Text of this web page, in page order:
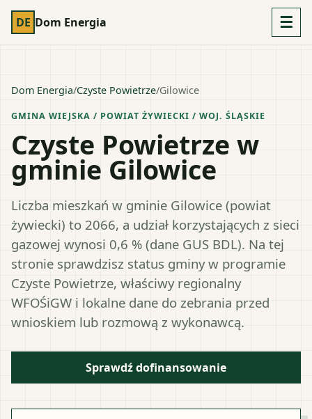
DE Dom Energia ☰
Dom Energia/Czyste Powietrze/Gilowice
GMINA WIEJSKA / POWIAT ŻYWIECKI / WOJ. ŚLĄSKIE
Czyste Powietrze w
gminie Gilowice
Liczba mieszkań w gminie Gilowice (powiat
żywiecki) to 2066, a udział korzystających z sieci
gazowej wynosi 0,6 % (dane GUS BDL). Na tej
stronie sprawdzisz status gminy w programie
Czyste Powietrze, właściwy regionalny
WFOŚiGW i lokalne dane do zebrania przed
wnioskiem lub rozmową z wykonawcą.
Sprawdź dofinansowanie